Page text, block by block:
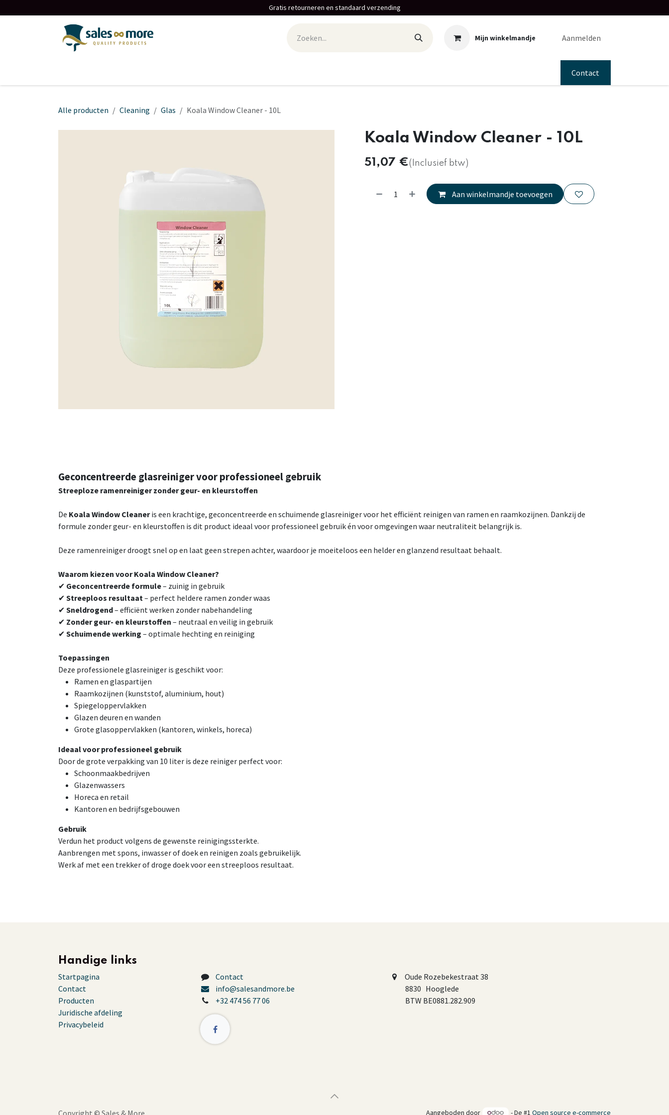
Gratis retourneren en standaard verzending
Mijn winkelmandje Aanmelden
Contact
Alle producten Cleaning Glas Koala Window Cleaner - 10L
Koala Window Cleaner - 10L
51,07 €(Inclusief btw)
Aan winkelmandje toevoegen
Geconcentreerde glasreiniger voor professioneel gebruik
Streeploze ramenreiniger zonder geur- en kleurstoffen
De Koala Window Cleaneris een krachtige, geconcentreerde en schuimende glasreiniger voor het efficiënt reinigen van ramen en raamkozijnen. Dankzij de
formule zonder geur- en kleurstoffen is dit product ideaal voor professioneel gebruik én voor omgevingen waar neutraliteit belangrijk is.
Deze ramenreiniger droogt snel op en laat geen strepen achter, waardoor je moeiteloos een helder en glanzend resultaat behaalt.
Waarom kiezen voor Koala Window Cleaner?
✔ Geconcentreerde formule– zuinig in gebruik
✔ Streeploos resultaat– perfect heldere ramen zonder waas
✔ Sneldrogend– efficiënt werken zonder nabehandeling
✔ Zonder geur- en kleurstoffen – neutraal en veilig in gebruik
✔ Schuimende werking – optimale hechting en reiniging
Toepassingen
Deze professionele glasreiniger is geschikt voor:
Ramen en glaspartijen
Raamkozijnen (kunststof, aluminium, hout)
Spiegeloppervlakken
Glazen deuren en wanden
Grote glasoppervlakken (kantoren, winkels, horeca)
Ideaal voor professioneel gebruik
Door de grote verpakking van 10 liter is deze reiniger perfect voor:
Schoonmaakbedrijven
Glazenwassers
Horeca en retail
Kantoren en bedrijfsgebouwen
Gebruik
Verdun het product volgens de gewenste reinigingssterkte.
Aanbrengen met spons, inwasser of doek en reinigen zoals gebruikelijk.
Werk af met een trekker of droge doek voor een streeploos resultaat.
Handige links
Startpagina
Contact
Producten
Juridische afdeling
Privacybeleid
Contact
info@salesandmore.be
+32 474 56 77 06
Oude Rozebekestraat 38
8830 Hooglede
BTW BE0881.282.909
Copyright © Sales & More Aangeboden door - De #1 Open source e-commerce